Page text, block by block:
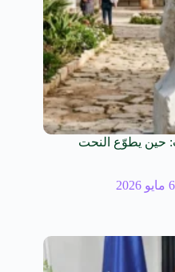
حين يطوّع النحت
6 مايو 2026